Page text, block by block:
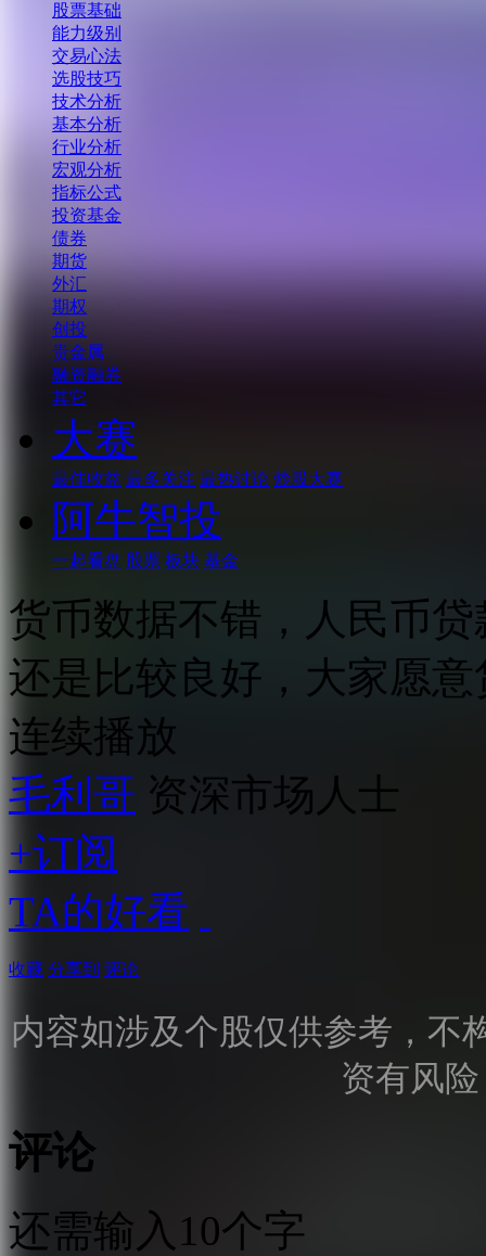
股票基础
能力级别
交易心法
选股技巧
技术分析
基本分析
行业分析
宏观分析
指标公式
投资基金
债券
期货
外汇
期权
创投
贵金属
融资融券
其它
大赛
最佳收益 最多关注 最热讨论 炒股大赛
阿牛智投
一起看盘 股票 板块 基金
货币数据不错，人民币
还是比较良好，大家愿
连续播放
毛利哥 资深市场人士
+订阅
TA的好看
收藏 分享到 评论
内容如涉及个股仅供参考，不
资有风
评论
还需输入10个字